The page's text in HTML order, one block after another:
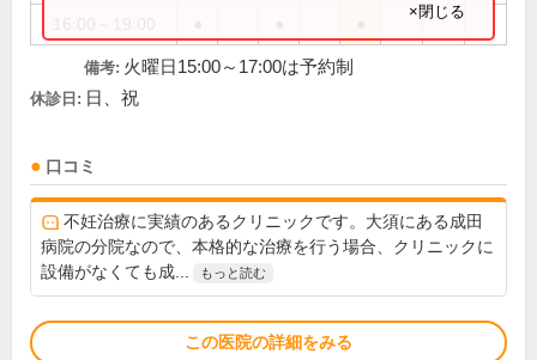
×閉じる
備考: 火曜日15:00～17:00は予約制
休診日: 日、祝
口コミ
不妊治療に実績のあるクリニックです。大須にある成田
病院の分院なので、本格的な治療を行う場合、クリニックに
設備がなくても成...
もっと読む
この医院の詳細をみる